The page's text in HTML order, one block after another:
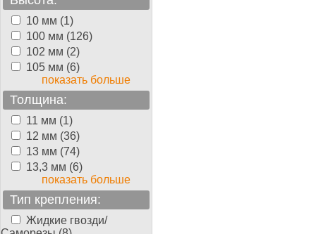
10 мм (1)
100 мм (126)
102 мм (2)
105 мм (6)
показать больше
Толщина:
11 мм (1)
12 мм (36)
13 мм (74)
13,3 мм (6)
показать больше
Тип крепления:
Жидкие гвозди/